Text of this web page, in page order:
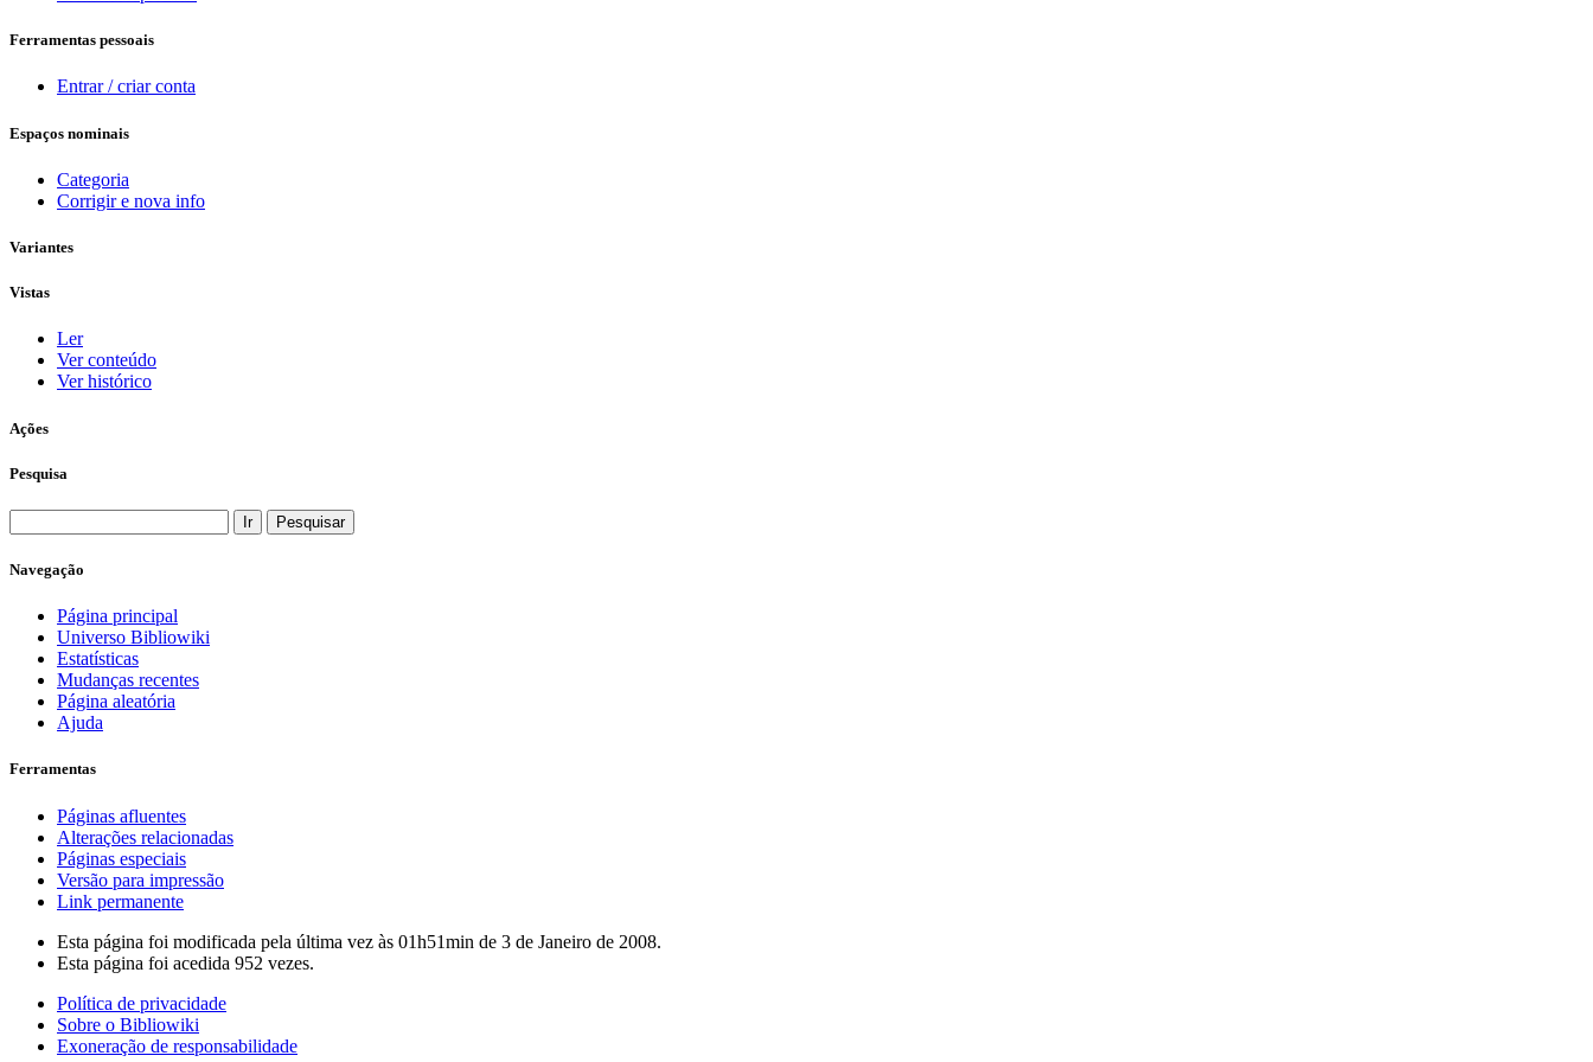
Ferramentas pessoais
Entrar / criar conta
Espaços nominais
Categoria
Corrigir e nova info
Variantes
Vistas
Ler
Ver conteúdo
Ver histórico
Ações
Pesquisa
Navegação
Página principal
Universo Bibliowiki
Estatísticas
Mudanças recentes
Página aleatória
Ajuda
Ferramentas
Páginas afluentes
Alterações relacionadas
Páginas especiais
Versão para impressão
Link permanente
Esta página foi modificada pela última vez às 01h51min de 3 de Janeiro de 2008.
Esta página foi acedida 952 vezes.
Política de privacidade
Sobre o Bibliowiki
Exoneração de responsabilidade